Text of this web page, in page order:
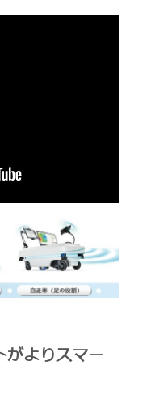
よりスマー